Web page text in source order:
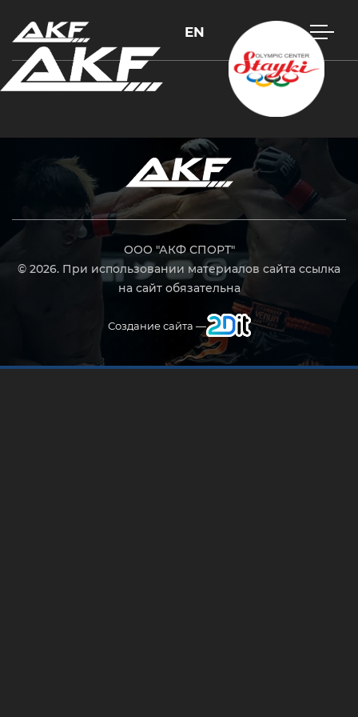
EN
ООО "АКФ СПОРТ"
© 2026. При использовании материалов сайта ссылка
на сайт обязательна
Создание сайта —
Нажмите Enter для поиска или Esc, чтобы закрыть